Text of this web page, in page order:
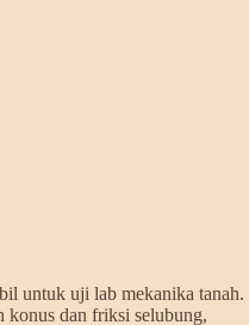
untuk uji lab mekanika tanah.
konus dan friksi selubung,